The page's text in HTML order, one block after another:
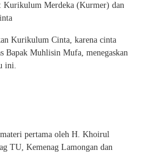
Merdeka (Kurmer) dan
Kurikulum Cinta, karena cinta
Bapak Muhlisin Mufa, menegaskan
ini.
pertama oleh H. Khoirul
TU, Kemenag Lamongan dan